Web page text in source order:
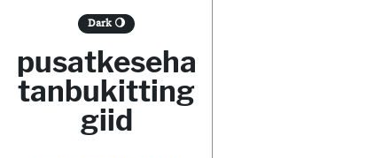
Dark 🌖
pusatkeseha
tanbukitting
giid